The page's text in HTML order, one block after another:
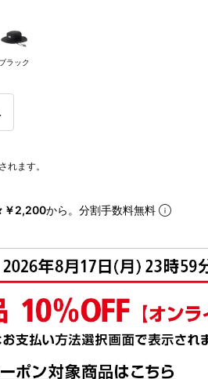
ブラック
れます。
￥2,200から。分割手数料無料